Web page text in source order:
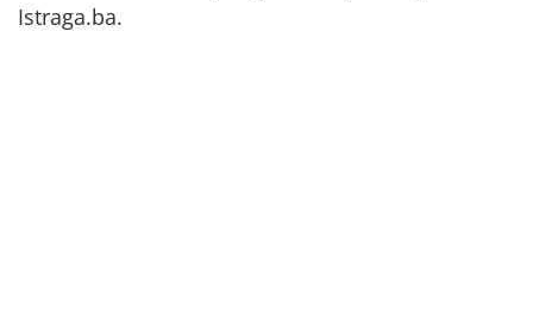
Istraga.ba.